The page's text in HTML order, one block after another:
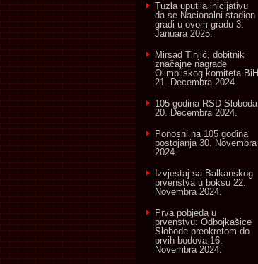
Tuzla uputila inicijativu
da se Nacionalni stadion
gradi u ovom gradu 3.
Januara 2025.
Mirsad Tinjić, dobitnik
značajne nagrade
Olimpijskog komiteta BiH
21. Decembra 2024.
105 godina RSD Sloboda
20. Decembra 2024.
Ponosni na 105 godina
postojanja 30. Novembra
2024.
Izvjestaj sa Balkanskog
prvenstva u boksu 22.
Novembra 2024.
Prva pobjeda u
prvenstvu: Odbojkašice
Slobode preokretom do
prvih bodova 16.
Novembra 2024.